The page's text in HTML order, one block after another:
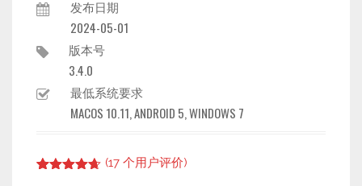
发布日期
2024-05-01
版本号
3.4.0
最低系统要求
MACOS 10.11, ANDROID 5, WINDOWS 7
(17 个用户评价)